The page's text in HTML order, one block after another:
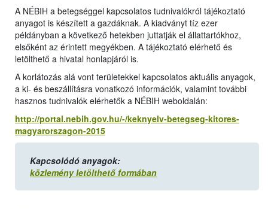
A NÉBIH a betegséggel kapcsolatos tudnivalókról tájékoztató
anyagot is készített a gazdáknak. A kiadványt tíz ezer
példányban a következő hetekben juttatják el állattartókhoz,
elsőként az érintett megyékben. A tájékoztató elérhető és
letölthető a hivatal honlapjáról is.
A korlátozás alá vont területekkel kapcsolatos aktuális anyagok,
a ki- és beszállításra vonatkozó információk, valamint további
hasznos tudnivalók elérhetők a NÉBIH weboldalán:
http://portal.nebih.gov.hu/-/keknyelv-betegseg-kitores-
magyarorszagon-2015
Kapcsolódó anyagok:
közlemény letölthető formában